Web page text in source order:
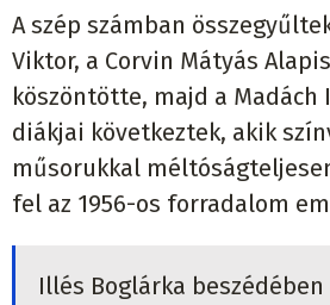
A szép számban
Viktor, a Corvin Mátyás
köszöntötte, majd a Madách
diákjai következtek, akik
műsorukkal
fel az 1956-os forradalom
Illés Boglárka